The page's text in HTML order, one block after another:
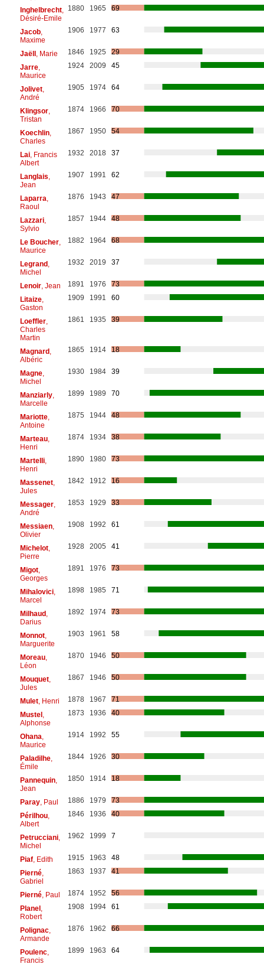
Inghelbrecht,
Désiré-Emile
1880 1965 69
Jacob,
Maxime
1906 1977 63
Jaëll, Marie 1846 1925
29
Jarre,
Maurice
1924 2009 45
Jolivet,
André
1905 1974 64
Klingsor,
Tristan
1874 1966 70
Koechlin,
Charles
1867 1950 54
Lai, Francis
Albert
1932 2018 37
Langlais
Jean
1907 1991 62
Laparra
Raoul
1876 1943 47
Lazzari,
Sylvio
1857 1944 48
Le Boucher,
Maurice
1882 1964 68
Legrand,
Michel
1932 2019 37
Lenoir, Jean 1891 1976
73
Litaize,
Gaston
1909 1991 60
Loeffler,
Charles
Martin
1861 1935 39
Magnard,
Albéric
1865 1914 18
Magne,
Michel
1930 1984 39
Manziarly,
Marcelle
1899 1989 70
Mariotte,
Antoine
1875 1944 48
Marteau,
Henri
1874 1934 38
Martelli,
Henri
1890 1980 73
Massenet,
Jules
1842 1912 16
Messager,
André
1853 1929 33
Messiaen,
Olivier
1908 1992 61
Michelot,
Pierre
1928 2005 41
Migot,
Georges
1891 1976 73
Mihalovici,
Marcel
1898 1985 71
Milhaud,
Darius
1892 1974 73
Monnot,
Marguerite
1903 1961 58
Moreau,
Léon
1870 1946 50
Mouquet,
Jules
1867 1946 50
Mulet, Henri 1878 1967
71
Mustel,
Alphonse
1873 1936 40
Ohana
Maurice
1914 1992 55
Paladilhe,
Émile
1844 1926 30
Pannequin,
Jean
1850 1914 18
Paray, Paul 1886 1979
73
Périlhou,
Albert
1846 1936 40
Petrucciani,
Michel
1962 1999 7
Piaf, Edith 1915 1963
48
Pierné,
Gabriel
1863 1937 41
Pierné, Paul 1874 1952
56
Planel,
Robert
1908 1994 61
Polignac,
Armande
1876 1962 66
Poulenc,
Francis
1899 1963 64